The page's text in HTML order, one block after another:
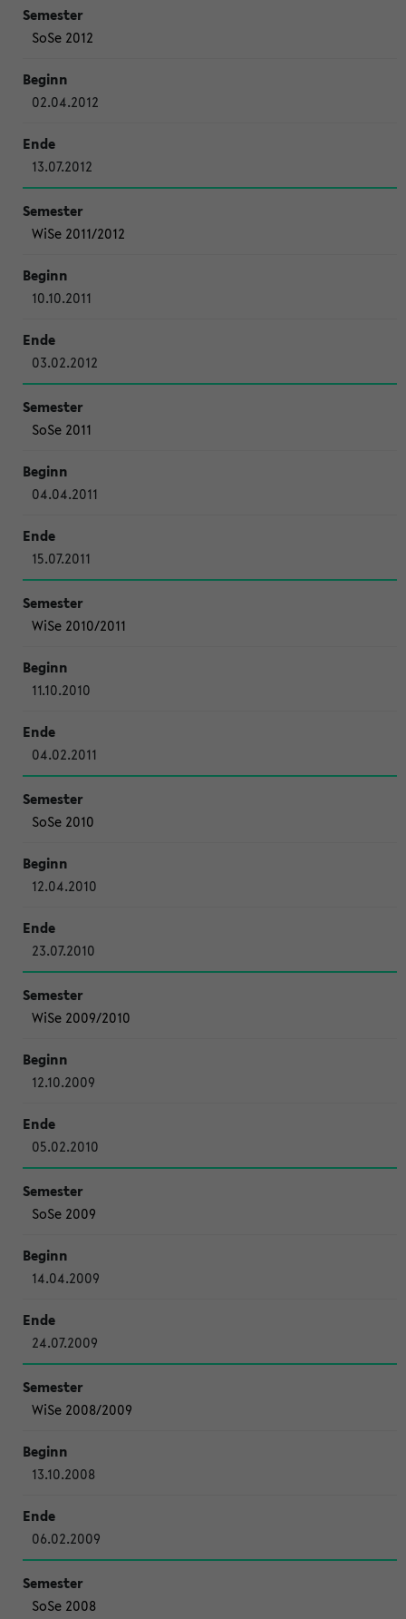
SoSe 2012
02.04.2012
13.07.2012
WiSe 2011/2012
10.10.2011
03.02.2012
SoSe 2011
04.04.2011
15.07.2011
WiSe 2010/2011
11.10.2010
04.02.2011
SoSe 2010
12.04.2010
23.07.2010
WiSe 2009/2010
12.10.2009
05.02.2010
SoSe 2009
14.04.2009
24.07.2009
WiSe 2008/2009
13.10.2008
06.02.2009
SoSe 2008